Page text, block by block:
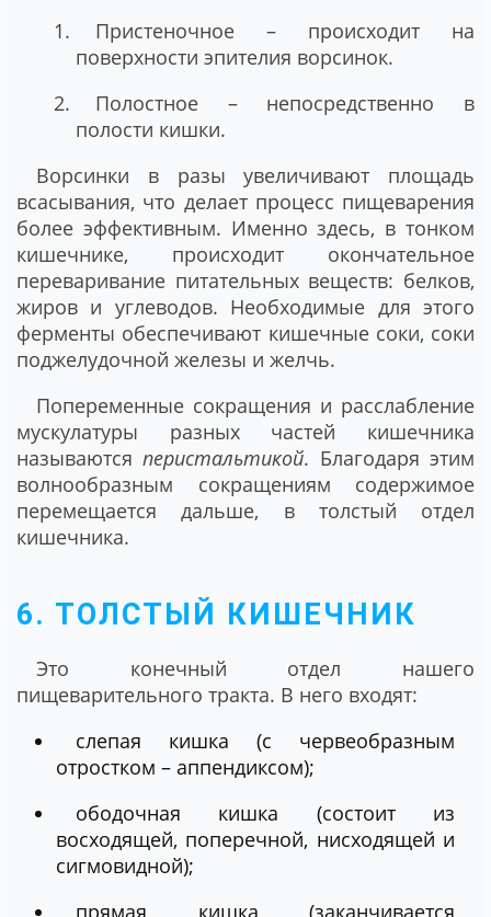
Пристеночное – происходит на
поверхности эпителия ворсинок.
Полостное – непосредственно в
полости кишки.
Ворсинки в разы увеличивают площадь
всасывания, что делает процесс пищеварения
более эффективным. Именно здесь, в тонком
кишечнике, происходит окончательное
переваривание питательных веществ: белков,
жиров и углеводов. Необходимые для этого
ферменты обеспечивают кишечные соки, соки
поджелудочной железы и желчь.
Попеременные сокращения и расслабление
мускулатуры разных частей кишечника
называютсяперистальтикой. Благодаря этим
волнообразным сокращениям содержимое
перемещается дальше, в толстый отдел
кишечника.
6. ТОЛСТЫЙ КИШЕЧНИК
Это конечный отдел нашего
пищеварительного тракта. В него входят:
слепая кишка (с червеобразным
отростком – аппендиксом);
ободочная кишка (состоит из
восходящей, поперечной, нисходящей и
сигмовидной);
прямая кишка (заканчивается